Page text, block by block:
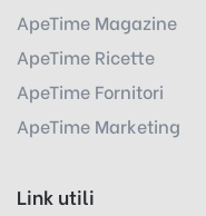
ApeTime Magazine
ApeTime Ricette
ApeTime Fornitori
ApeTime Marketing
Link utili